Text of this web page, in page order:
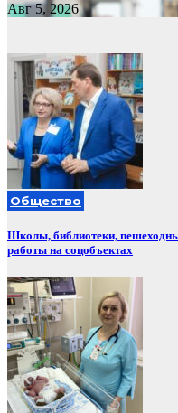
Авг 5, 2026
Общество
Школы, библиотеки,
работы на соцобъектах